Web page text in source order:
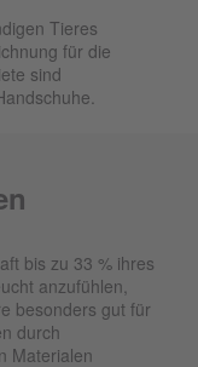
Tieres
für die
sind
bis zu 33 % ihres
anzufühlen,
besonders gut für
durch
Materialen